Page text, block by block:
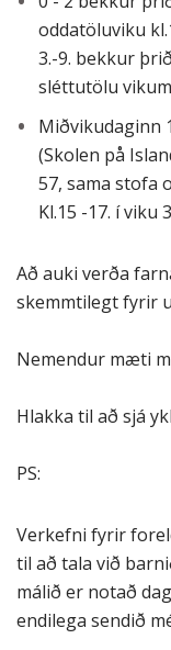
oddatöluviku
3.-9. bekkur
sléttutölu
Miðvikudaginn
(Skolen på
57, sama stofa
Kl.15 -17. í viku
Að auki verða
skemmtilegt fyrir
Nemendur mæti
Hlakka til að sjá
PS:
Verkefni fyrir
til að tala við
málið er notað
endilega sendið